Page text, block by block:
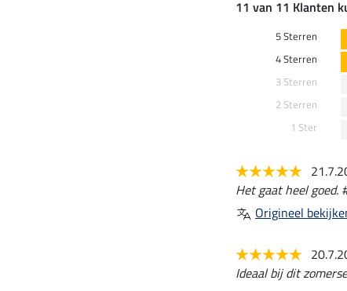
11 van 11 Klanten
5 Sterren
4 Sterren
3 Sterren
2 Sterren
1 Ster
Het gaat heel goed.
Origineel
Ideaal bij dit